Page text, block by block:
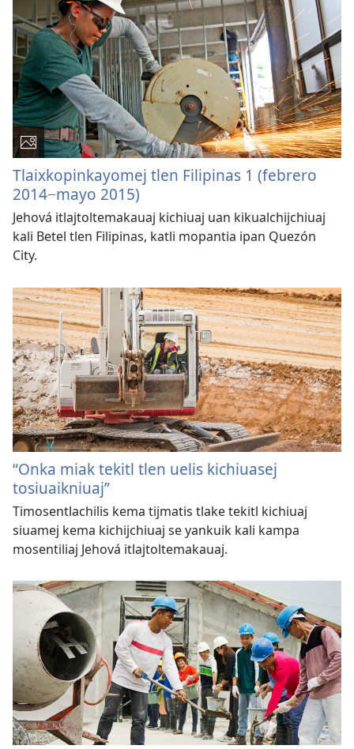
Tlaixkopinkayomej tlen Filipinas 1 (febrero
2014−mayo 2015)
Jehová itlajtoltemakauaj kichiuaj uan kikualchijchiuaj
kali Betel tlen Filipinas, katli mopantia ipan Quezón
City.
“Onka miak tekitl tlen uelis kichiuasej
tosiuaikniuaj”
Timosentlachilis kema tijmatis tlake tekitl kichiuaj
siuamej kema kichijchiuaj se yankuik kali kampa
mosentiliaj Jehová itlajtoltemakauaj.